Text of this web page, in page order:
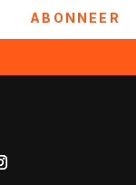
ABONNEER